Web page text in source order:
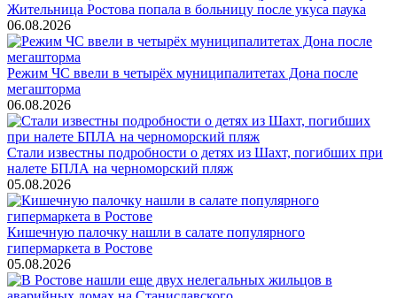
Жительница Ростова попала в больницу после укуса паука
06.08.2026
Режим ЧС ввели в четырёх муниципалитетах Дона после
мегашторма
06.08.2026
Стали известны подробности о детях из Шахт, погибших при
налете БПЛА на черноморский пляж
05.08.2026
Кишечную палочку нашли в салате популярного
гипермаркета в Ростове
05.08.2026